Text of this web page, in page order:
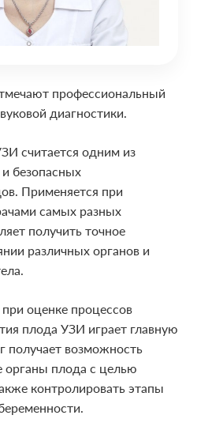
профессиональный
диагностики.
считается одним из
безопасных
Применяется при
самых разных
получить точное
различных органов и
оценке процессов
плода УЗИ играет главную
получает возможность
органы плода с целью
контролировать этапы